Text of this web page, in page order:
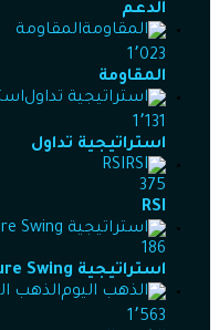
الدعم
المقاومة
1٬023
المقاومة
1٬131
استراتيجية تداول
RSI
375
RSI
186
استراتيجية Failure Swing
الذهب
1٬563